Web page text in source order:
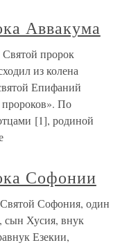
Аввакума
пророк
из колена
Епифаний
По
[1], родиной
Софонии
Софония, один
сын Хусия, внук
Езекии,